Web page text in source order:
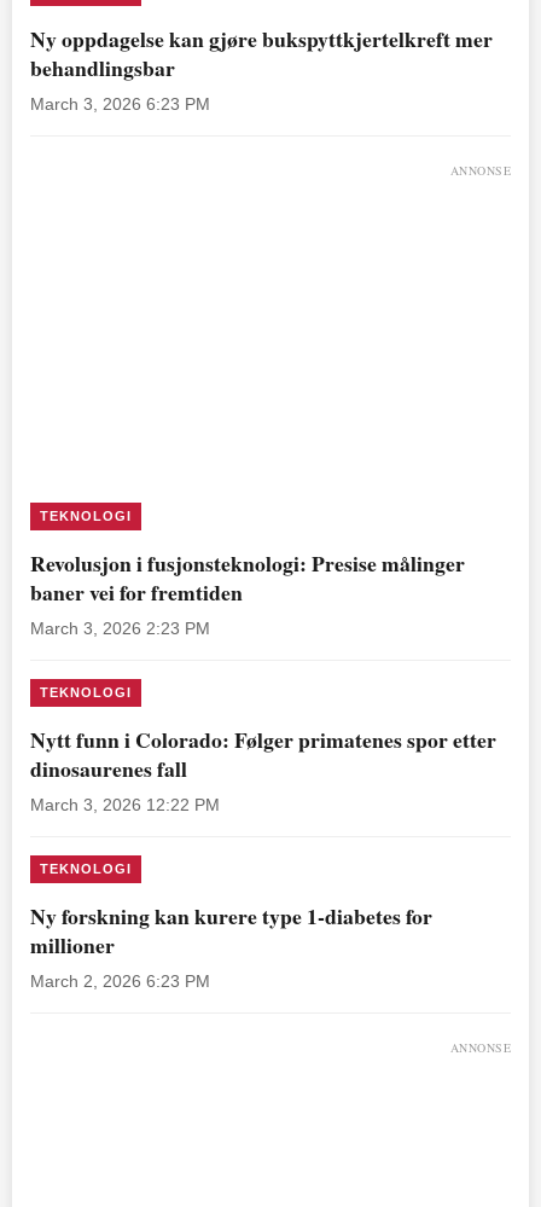
Ny oppdagelse kan gjøre bukspyttkjertelkreft mer
behandlingsbar
March 3, 2026 6:23 PM
ANNONSE
TEKNOLOGI
Revolusjon i fusjonsteknologi: Presise målinger
baner vei for fremtiden
March 3, 2026 2:23 PM
TEKNOLOGI
Nytt funn i Colorado: Følger primatenes spor etter
dinosaurenes fall
March 3, 2026 12:22 PM
TEKNOLOGI
Ny forskning kan kurere type 1-diabetes for
millioner
March 2, 2026 6:23 PM
ANNONSE